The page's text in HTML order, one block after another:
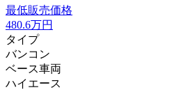
最低販売価格
480.6万円
タイプ
バンコン
ベース車両
ハイエース